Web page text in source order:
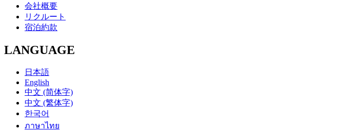
会社概要
リクルート
宿泊約款
LANGUAGE
日本語
English
中文 (简体字)
中文 (繁体字)
한국어
ภาษาไทย